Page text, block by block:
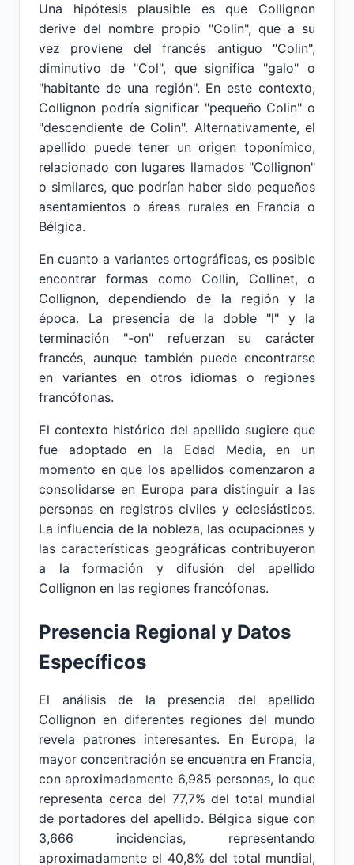
Una hipótesis plausible es que Collignon
derive del nombre propio "Colin", que a su
vez proviene del francés antiguo "Colin",
diminutivo de "Col", que significa "galo" o
"habitante de una región". En este contexto,
Collignon podría significar "pequeño Colin" o
"descendiente de Colin". Alternativamente, el
apellido puede tener un origen toponímico,
relacionado con lugares llamados "Collignon"
o similares, que podrían haber sido pequeños
asentamientos o áreas rurales en Francia o
Bélgica.
En cuanto a variantes ortográficas, es posible
encontrar formas como Collin, Collinet, o
Collignon, dependiendo de la región y la
época. La presencia de la doble "l" y la
terminación "-on" refuerzan su carácter
francés, aunque también puede encontrarse
en variantes en otros idiomas o regiones
francófonas.
El contexto histórico del apellido sugiere que
fue adoptado en la Edad Media, en un
momento en que los apellidos comenzaron a
consolidarse en Europa para distinguir a las
personas en registros civiles y eclesiásticos.
La influencia de la nobleza, las ocupaciones y
las características geográficas contribuyeron
a la formación y difusión del apellido
Collignon en las regiones francófonas.
Presencia Regional y Datos
Específicos
El análisis de la presencia del apellido
Collignon en diferentes regiones del mundo
revela patrones interesantes. En Europa, la
mayor concentración se encuentra en Francia,
con aproximadamente 6,985 personas, lo que
representa cerca del 77,7% del total mundial
de portadores del apellido. Bélgica sigue con
3,666 incidencias, representando
aproximadamente el 40,8% del total mundial,